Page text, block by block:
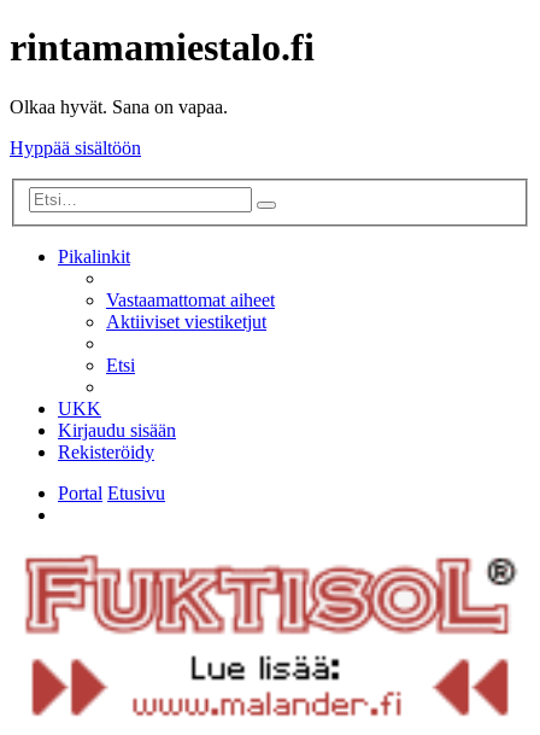
rintamamiestalo.fi
Olkaa hyvät. Sana on vapaa.
Hyppää sisältöön
Etsi
Pikalinkit
Vastaamattomat aiheet
Aktiiviset viestiketjut
Etsi
UKK
Kirjaudu sisään
Rekisteröidy
Portal Etusivu